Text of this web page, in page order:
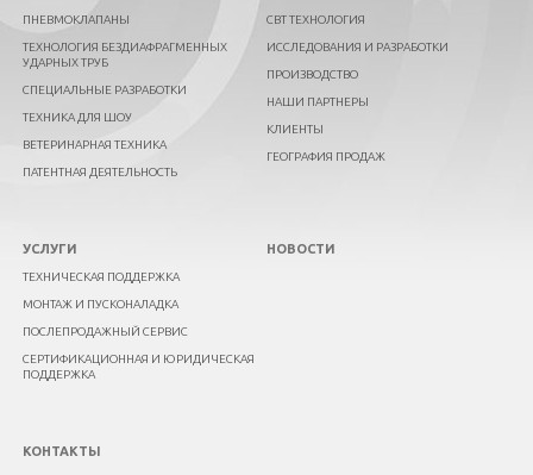
ПНЕВМОКЛАПАНЫ
ТЕХНОЛОГИЯ БЕЗДИАФРАГМЕННЫХ
УДАРНЫХ ТРУБ
СПЕЦИАЛЬНЫЕ РАЗРАБОТКИ
ТЕХНИКА ДЛЯ ШОУ
ВЕТЕРИНАРНАЯ ТЕХНИКА
ПАТЕНТНАЯ ДЕЯТЕЛЬНОСТЬ
СВТ ТЕХНОЛОГИЯ
ИССЛЕДОВАНИЯ И РАЗРАБОТКИ
ПРОИЗВОДСТВО
НАШИ ПАРТНЕРЫ
КЛИЕНТЫ
ГЕОГРАФИЯ ПРОДАЖ
УСЛУГИ
ТЕХНИЧЕСКАЯ ПОДДЕРЖКА
МОНТАЖ И ПУСКОНАЛАДКА
ПОСЛЕПРОДАЖНЫЙ СЕРВИС
СЕРТИФИКАЦИОННАЯ И ЮРИДИЧЕСКАЯ
ПОДДЕРЖКА
НОВОСТИ
КОНТАКТЫ